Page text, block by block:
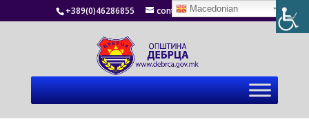
+389(0)46286855 contact@debrca.gov.mk
Macedonian